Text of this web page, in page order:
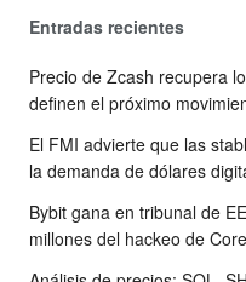
Entradas recientes
Precio de Zcash recupera
definen el próximo
El FMI advierte que las
la demanda de dólares
Bybit gana en tribunal de
millones del hackeo de